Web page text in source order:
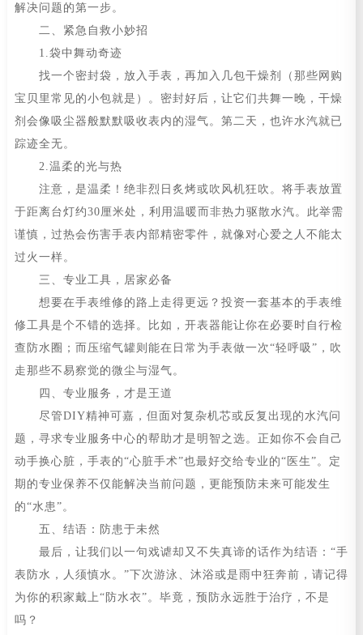
解决问题的第一步。
二、紧急自救小妙招
1.袋中舞动奇迹
找一个密封袋，放入手表，再加入几包干燥剂（那些网购
宝贝里常见的小包就是）。密封好后，让它们共舞一晚，干燥
剂会像吸尘器般默默吸收表内的湿气。第二天，也许水汽就已
踪迹全无。
2.温柔的光与热
注意，是温柔！绝非烈日炙烤或吹风机狂吹。将手表放置
于距离台灯约30厘米处，利用温暖而非热力驱散水汽。此举需
谨慎，过热会伤害手表内部精密零件，就像对心爱之人不能太
过火一样。
三、专业工具，居家必备
想要在手表维修的路上走得更远？投资一套基本的手表维
修工具是个不错的选择。比如，开表器能让你在必要时自行检
查防水圈；而压缩气罐则能在日常为手表做一次“轻呼吸”，吹
走那些不易察觉的微尘与湿气。
四、专业服务，才是王道
尽管DIY精神可嘉，但面对复杂机芯或反复出现的水汽问
题，寻求专业服务中心的帮助才是明智之选。正如你不会自己
动手换心脏，手表的“心脏手术”也最好交给专业的“医生”。定
期的专业保养不仅能解决当前问题，更能预防未来可能发生
的“水患”。
五、结语：防患于未然
最后，让我们以一句戏谑却又不失真谛的话作为结语：“手
表防水，人须慎水。”下次游泳、沐浴或是雨中狂奔前，请记得
为你的积家戴上“防水衣”。毕竟，预防永远胜于治疗，不是
吗？